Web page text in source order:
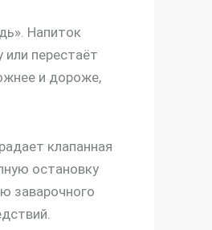
Напиток
перестаёт
и дороже,
клапанная
остановку
заварочного